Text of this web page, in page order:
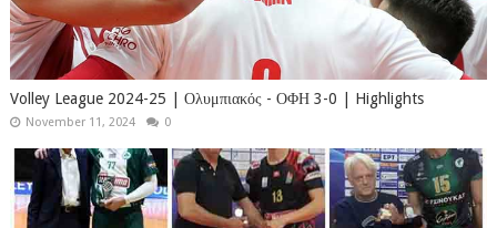
Volley League 2024-25 | Ολυμπιακός - ΟΦΗ 3-0 | Highlights
November 11, 2024 0